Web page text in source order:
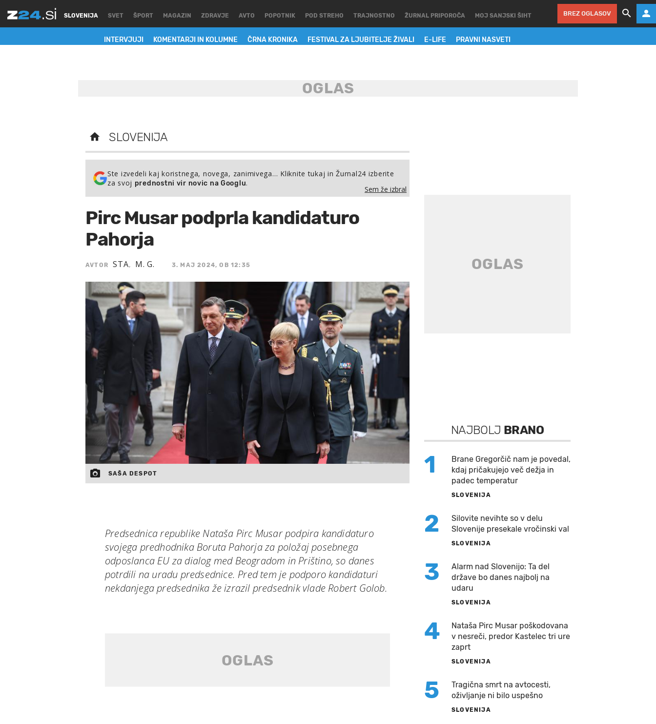
SLOVENIJA
INTERVJUJI KOMENTARJI IN KOLUMNE ČRNA KRONIKA FESTIVAL ZA LJUBITELJE ŽIVALI E-LIFE PRAVNI NASVETI
SVET ŠPORT MAGAZIN ZDRAVJE AVTO POPOTNIK POD STREHO TRAJNOSTNO ŽURNAL PRIPOROČA MOJ SANJSKI ŠIHT BREZ OGLASOV
SLOVENIJA
Ste izvedeli kaj koristnega, novega, zanimivega… Kliknite tukaj in Žurnal24 izberite
za svoj prednostni vir novic na Googlu.
Sem že izbral
Pirc Musar podprla kandidaturo
Pahorja
AVTOR STA, M. G. 3. MAJ 2024, OB 12:35
SAŠA DESPOT
Predsednica republike Nataša Pirc Musar podpira kandidaturo
svojega predhodnika Boruta Pahorja za položaj posebnega
odposlanca EU za dialog med Beogradom in Prištino, so danes
potrdili na uradu predsednice. Pred tem je podporo kandidaturi
nekdanjega predsednika že izrazil predsednik vlade Robert Golob.
NAJBOLJ BRANO
1
Brane Gregorčič nam je povedal,
kdaj pričakujejo več dežja in
padec temperatur
SLOVENIJA
2
Silovite nevihte so v delu
Slovenije presekale vročinski val
SLOVENIJA
3
Alarm nad Slovenijo: Ta del
države bo danes najbolj na
udaru
SLOVENIJA
4
Nataša Pirc Musar poškodovana
v nesreči, predor Kastelec tri ure
zaprt
SLOVENIJA
5
Tragična smrt na avtocesti,
oživljanje ni bilo uspešno
SLOVENIJA